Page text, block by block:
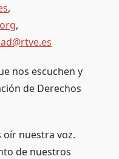
,
,
nos escuchen y
de Derechos
oír nuestra voz.
de nuestros